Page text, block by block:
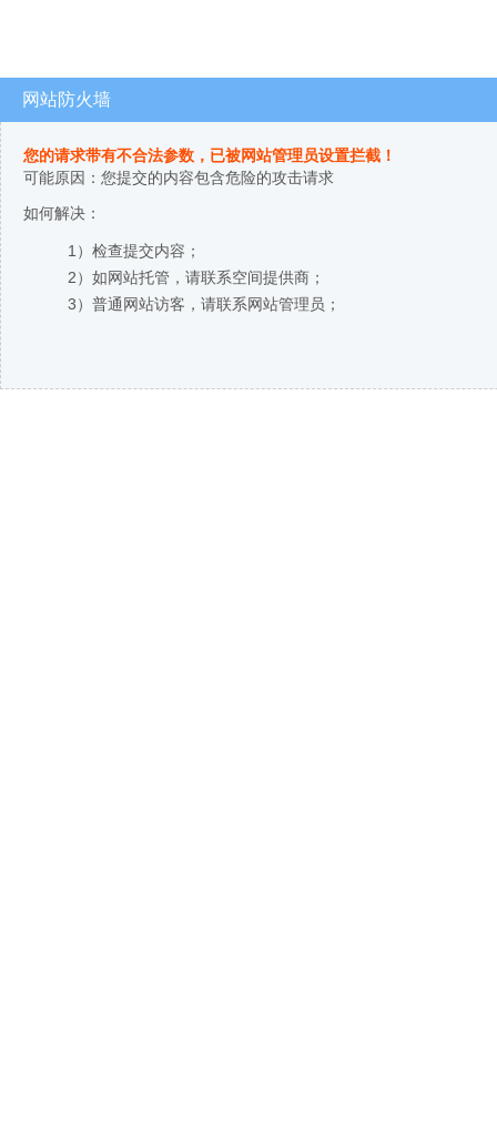
网站防火墙
您的请求带有不合法参数，已被网站管理员设置拦截！
可能原因：您提交的内容包含危险的攻击请求
如何解决：
1）检查提交内容；
2）如网站托管，请联系空间提供商；
3）普通网站访客，请联系网站管理员；